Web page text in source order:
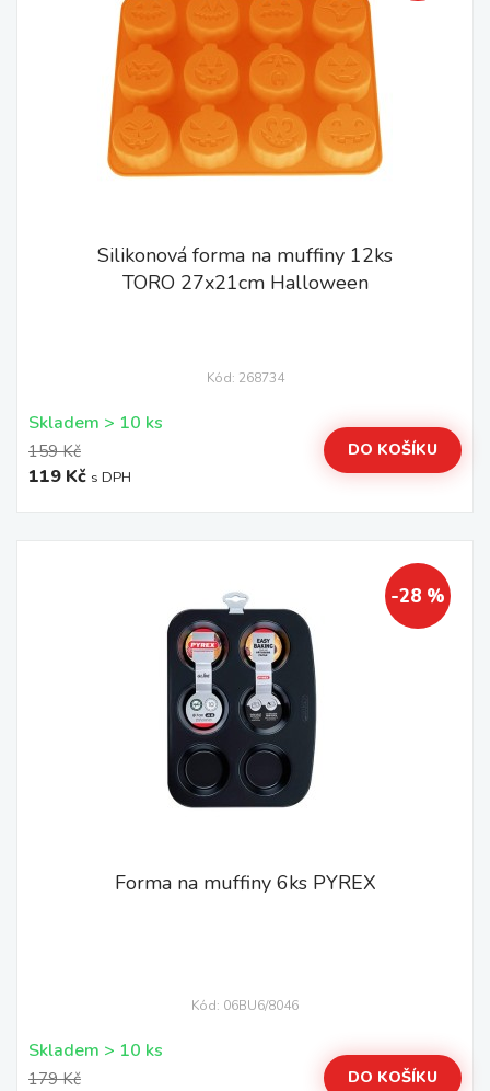
Silikonová forma na muffiny 12ks
TORO 27x21cm Halloween
Kód: 268734
Skladem > 10 ks
159 Kč
119 Kč s DPH
DO KOŠÍKU
-28 %
Forma na muffiny 6ks PYREX
Kód: 06BU6/8046
Skladem > 10 ks
179 Kč DO KOŠÍKU